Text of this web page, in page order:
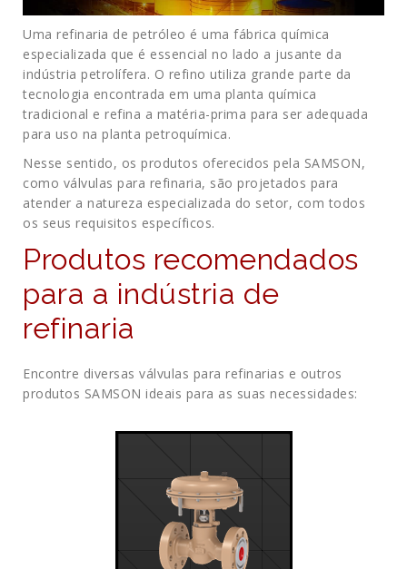
Uma refinaria de petróleo é uma fábrica química
especializada que é essencial no lado a jusante da
indústria petrolífera. O refino utiliza grande parte da
tecnologia encontrada em uma planta química
tradicional e refina a matéria-prima para ser adequada
para uso na planta petroquímica.
Nesse sentido, os produtos oferecidos pela SAMSON,
como válvulas para refinaria, são projetados para
atender a natureza especializada do setor, com todos
os seus requisitos específicos.
Produtos recomendados
para a indústria de
refinaria
Encontre diversas válvulas para refinarias e outros
produtos SAMSON ideais para as suas necessidades: